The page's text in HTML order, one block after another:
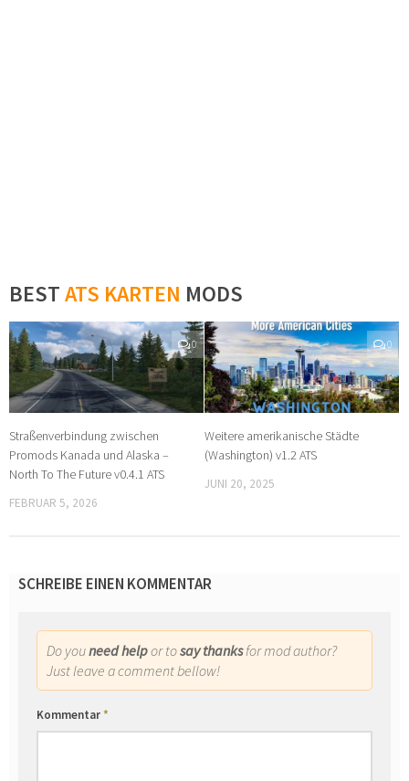
BESTATS KARTEN MODS
0
Straßenverbindung zwischen
Promods Kanada und Alaska –
North To The Future v0.4.1 ATS
FEBRUAR 5, 2026
0
Weitere amerikanische Städte
(Washington) v1.2 ATS
JUNI 20, 2025
SCHREIBE EINEN KOMMENTAR
Do youneed helpor tosay thanksfor mod author?
Just leave a comment bellow!
Kommentar*